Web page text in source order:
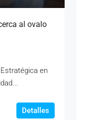
al ovalo
en
Detalles